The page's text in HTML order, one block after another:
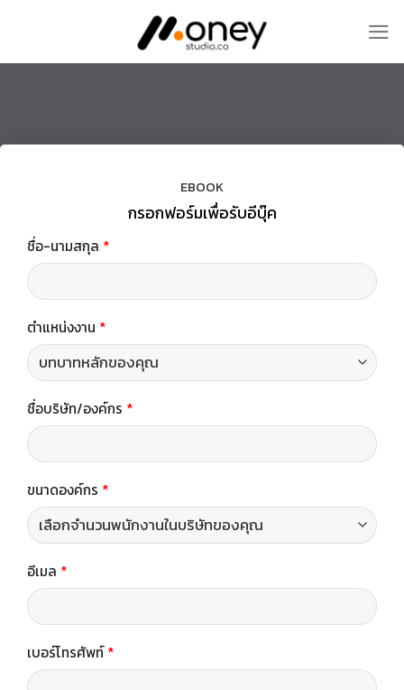
content
EBOOK
กรอกฟอร์มเพื่อรับอีบุ๊ค
ชื่อ-นามสกุล *
ตำแหน่งงาน *
ชื่อบริษัท/องค์กร *
ขนาดองค์กร *
อีเมล *
เบอร์โทรศัพท์*